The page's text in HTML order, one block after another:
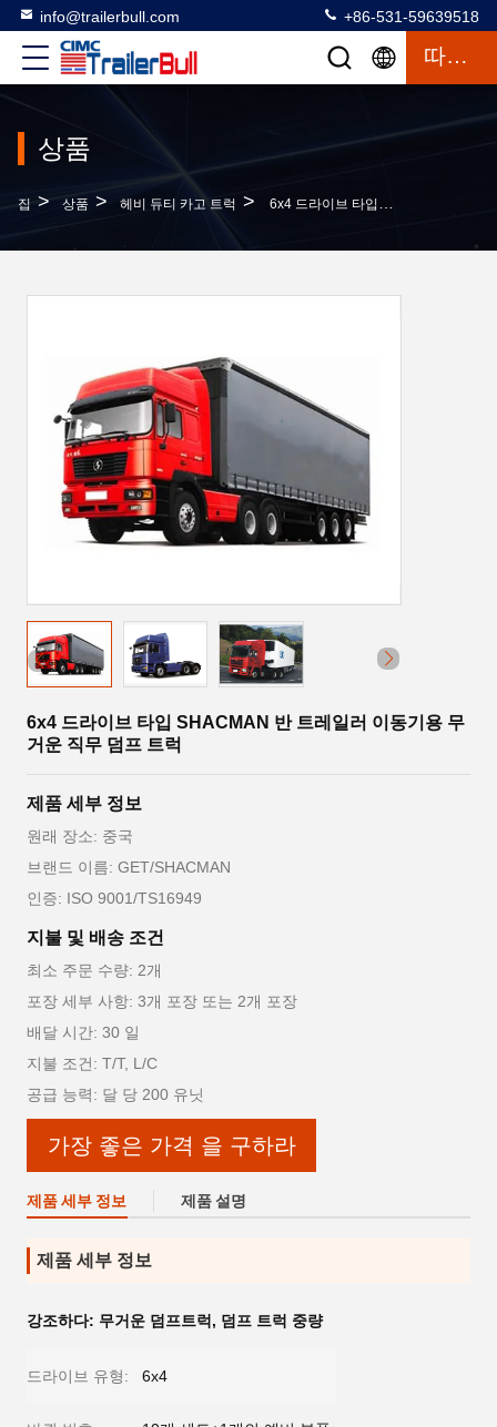
info@trailerbull.com +86-531-59639518
따옴표
상품
집 > 상품 > 헤비 듀티 카고 트럭 > 6x4 드라이브 타입 SHACMAN 반 트레일러 이동기용 무거운 직무 덤프 트럭
6x4 드라이브 타입 SHACMAN 반 트레일러 이동기용 무
거운 직무 덤프 트럭
제품 세부 정보
원래 장소: 중국
브랜드 이름: GET/SHACMAN
인증: ISO 9001/TS16949
지불 및 배송 조건
최소 주문 수량: 2개
포장 세부 사항: 3개 포장 또는 2개 포장
배달 시간: 30 일
지불 조건: T/T, L/C
공급 능력: 달 당 200 유닛
가장 좋은 가격 을 구하라
제품 세부 정보 제품 설명
제품 세부 정보
강조하다: 무거운 덤프트럭 , 덤프 트럭 중량
드라이브 유형: 6x4